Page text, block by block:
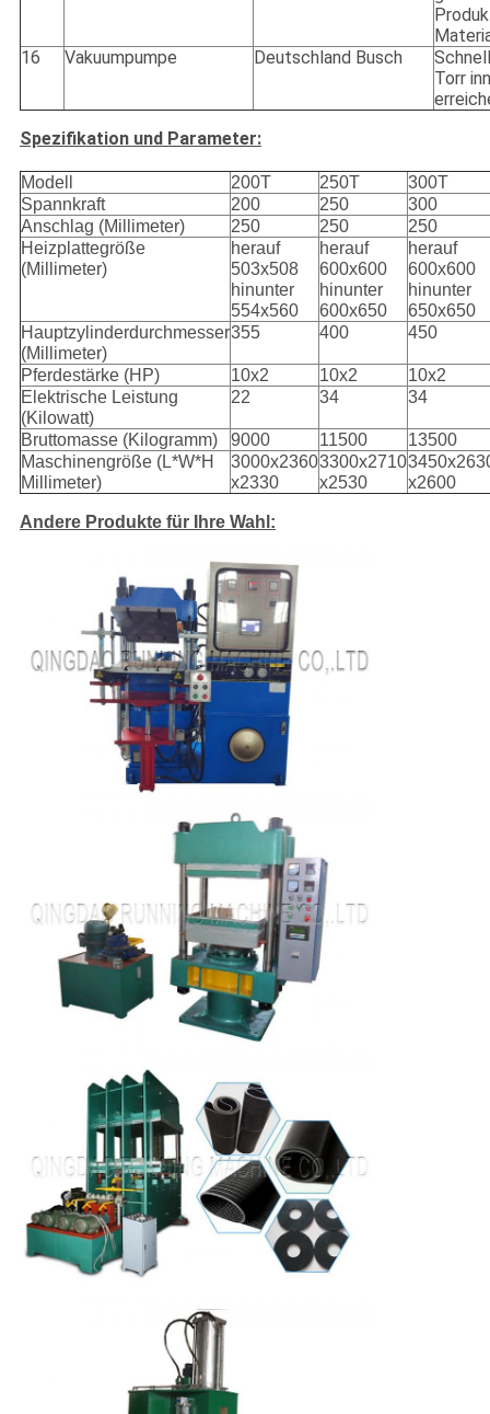
16
Vakuumpumpe Deutschland Busch
Torr
Spezifikation und Parameter:
Modell 200T 250T
300T
Spannkraft
200 250
300
Anschlag (Millimeter)
250 250
250
Heizplattegröße
(Millimeter)
herauf
503x508
hinunter
554x560
herauf
600x600
hinunter
600x650
herauf
600x600
hinunter
650x650
Hauptzylinderdurchmesser
(Millimeter)
355 400 450
Pferdestärke (HP) 10x2 10x2
10x2
Elektrische Leistung
(Kilowatt)
22 34 34
Bruttomasse (Kilogramm) 9000 11500
13500
Maschinengröße (L*W*H
Millimeter)
3000x2360
x2330
3300x2710
x2530
x2600
Andere Produkte für Ihre Wahl: